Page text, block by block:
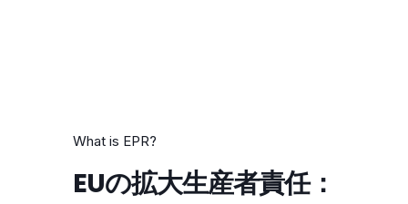
What is EPR?
EUの拡大生産者責任：